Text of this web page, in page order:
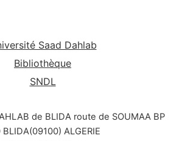
Saad Dahlab
Bibliothèque
SNDL
de BLIDA route de SOUMAA BP
BLIDA(09100) ALGERIE